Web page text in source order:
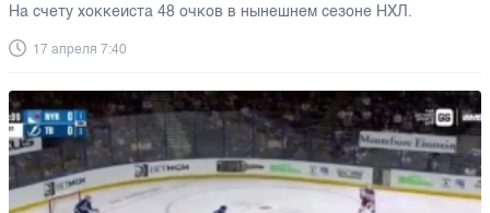
На счету хоккеиста 48 очков в нынешнем сезоне НХЛ.
17 апреля 7:40